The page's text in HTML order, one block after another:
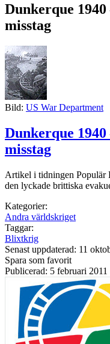
Dunkerque
misstag
Bild: US War Department
Dunkerque
misstag
Artikel i tidningen Populär
den lyckade brittiska
Kategorier:
Andra världskriget
Taggar:
Blixtkrig
Senast uppdaterad: 11
Spara som favorit
Publicerad: 5 februari 2011